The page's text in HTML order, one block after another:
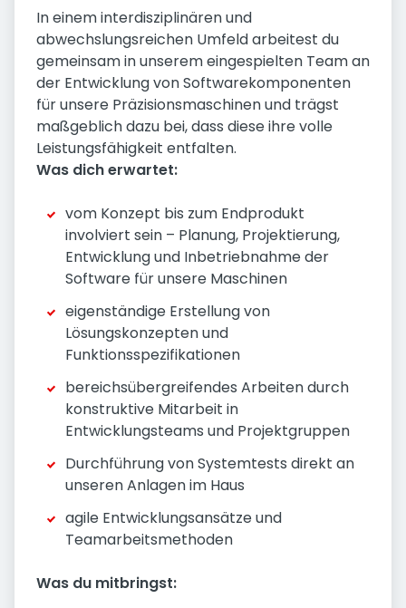
In einem interdisziplinären und
abwechslungsreichen Umfeld arbeitest du
gemeinsam in unserem eingespielten Team an
der Entwicklung von Softwarekomponenten
für unsere Präzisionsmaschinen und trägst
maßgeblich dazu bei, dass diese ihre volle
Leistungsfähigkeit entfalten.
Was dich erwartet:
vom Konzept bis zum Endprodukt
involviert sein – Planung, Projektierung,
Entwicklung und Inbetriebnahme der
Software für unsere Maschinen
eigenständige Erstellung von
Lösungskonzepten und
Funktionsspezifikationen
bereichsübergreifendes Arbeiten durch
konstruktive Mitarbeit in
Entwicklungsteams und Projektgruppen
Durchführung von Systemtests direkt an
unseren Anlagen im Haus
agile Entwicklungsansätze und
Teamarbeitsmethoden
Was du mitbringst: